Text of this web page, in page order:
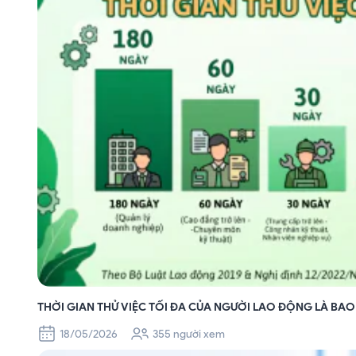
THỜI GIAN THỬ VIỆC TỐI ĐA CỦA NGƯỜI LAO ĐỘNG LÀ BAO
18/05/2026
355 người xem